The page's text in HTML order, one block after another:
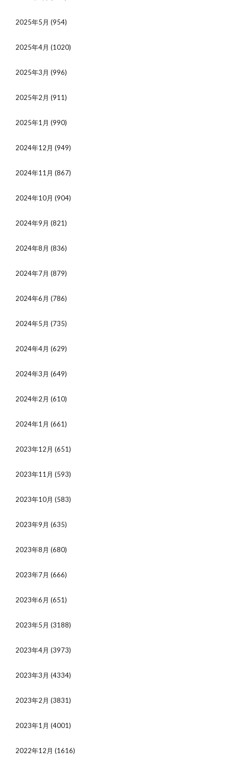
2025年5月 (954)
2025年4月 (1020)
2025年3月 (996)
2025年2月 (911)
2025年1月 (990)
2024年12月 (949)
2024年11月 (867)
2024年10月 (904)
2024年9月 (821)
2024年8月 (836)
2024年7月 (879)
2024年6月 (786)
2024年5月 (735)
2024年4月 (629)
2024年3月 (649)
2024年2月 (610)
2024年1月 (661)
2023年12月 (651)
2023年11月 (593)
2023年10月 (583)
2023年9月 (635)
2023年8月 (680)
2023年7月 (666)
2023年6月 (651)
2023年5月 (3188)
2023年4月 (3973)
2023年3月 (4334)
2023年2月 (3831)
2023年1月 (4001)
2022年12月 (1616)